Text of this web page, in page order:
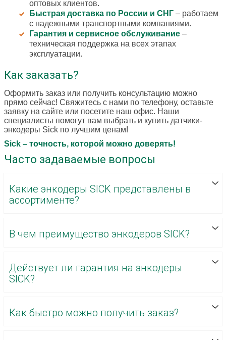
оптовых клиентов.
Быстрая доставка по России и СНГ – работаем
с надежными транспортными компаниями.
Гарантия и сервисное обслуживание –
техническая поддержка на всех этапах
эксплуатации.
Как заказать?
Оформить заказ или получить консультацию можно
прямо сейчас! Свяжитесь с нами по телефону, оставьте
заявку на сайте или посетите наш офис. Наши
специалисты помогут вам выбрать и купить датчики-
энкодеры Sick по лучшим ценам!
Sick – точность, которой можно доверять!
Часто задаваемые вопросы
Какие энкодеры SICK представлены в
ассортименте?
В чем преимущество энкодеров SICK?
Действует ли гарантия на энкодеры
SICK?
Как быстро можно получить заказ?